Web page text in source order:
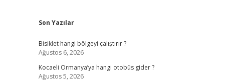
Sidebar
Son Yazılar
Bisiklet hangi bölgeyi çalıştırır ?
Ağustos 6, 2026
Kocaeli Ormanya’ya hangi otobüs gider ?
Ağustos 5, 2026